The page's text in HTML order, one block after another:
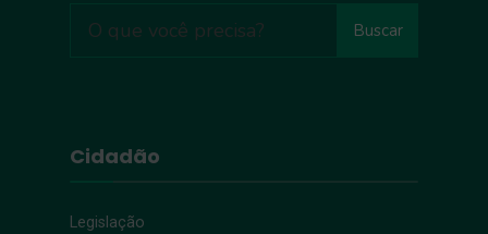
Buscar
Cidadão
Legislação